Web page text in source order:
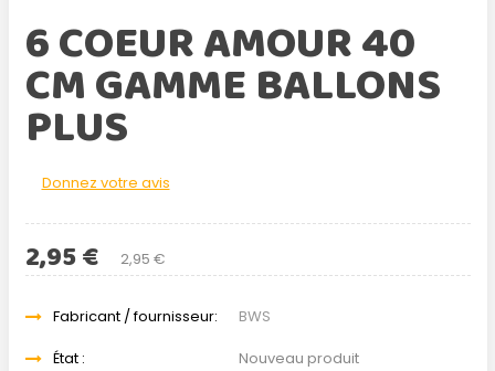
6 COEUR AMOUR 40
CM GAMME BALLONS
PLUS
Donnez votre avis
2,95 €
2,95 €
Fabricant / fournisseur:
BWS
État :
Nouveau produit